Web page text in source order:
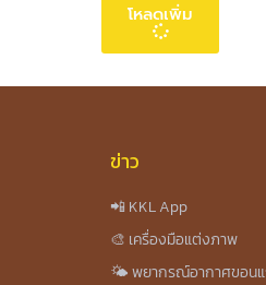
โหลดเพิ่ม
ข่าว
📲 KKL App
🎨 เครื่องมือแต่งภาพ
🌤️ พยากรณ์อากาศขอน